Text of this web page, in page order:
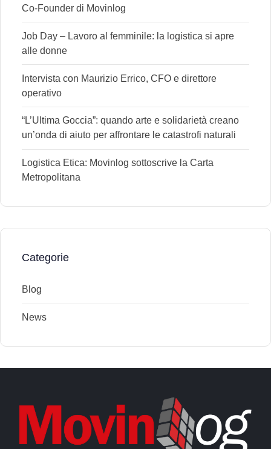
Co-Founder di Movinlog
Job Day – Lavoro al femminile: la logistica si apre
alle donne
Intervista con Maurizio Errico, CFO e direttore
operativo
“L’Ultima Goccia”: quando arte e solidarietà creano
un’onda di aiuto per affrontare le catastrofi naturali
Logistica Etica: Movinlog sottoscrive la Carta
Metropolitana
Categorie
Blog
News